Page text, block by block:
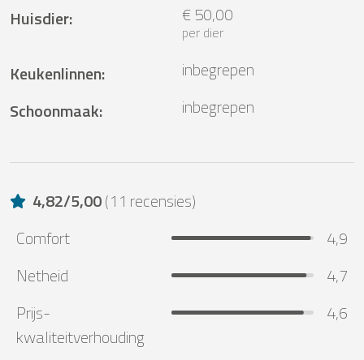
Huisdier: € 50,00
per dier
Keukenlinnen:
inbegrepen
Schoonmaak: inbegrepen
4,82/5,00(11 recensies)
Comfort
4,9
Netheid
4,7
Prijs-
kwaliteitverhouding
4,6